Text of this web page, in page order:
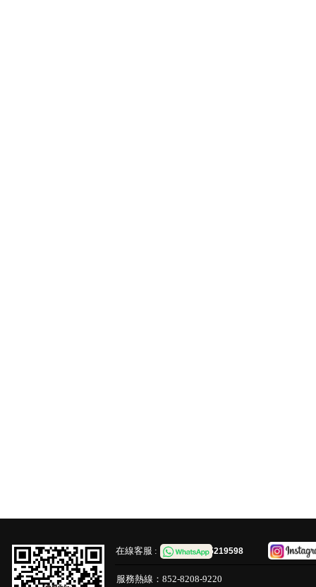
在線客服 :65219598
服務熱線： 852-8208-9220